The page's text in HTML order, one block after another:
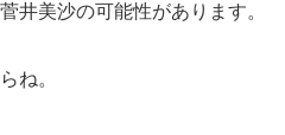
井美沙の可能性があります。
ね。